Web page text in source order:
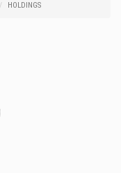
HOLDINGS